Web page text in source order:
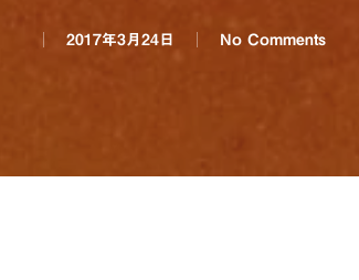
2017年3月24日 No Comments